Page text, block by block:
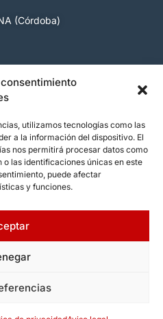
utilizamos tecnologías como las
a la información del dispositivo. El
nos permitirá procesar datos como
las identificaciones únicas en este
puede afectar
y funciones.
(Córdoba)